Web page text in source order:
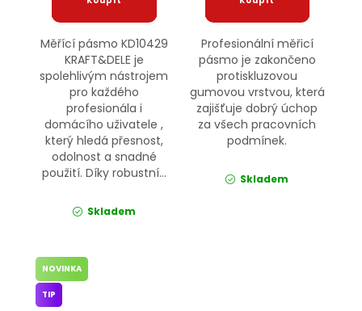
Měřící pásmo KD10429
KRAFT&DELE je
spolehlivým nástrojem
pro každého
profesionála i
domácího uživatele ,
který hledá přesnost,
odolnost a snadné
použití. Díky robustní...
Skladem
Profesionální měřicí
pásmo je zakončeno
protiskluzovou
gumovou vrstvou, která
zajišťuje dobrý úchop
za všech pracovních
podmínek.
Skladem
NOVINKA
TIP